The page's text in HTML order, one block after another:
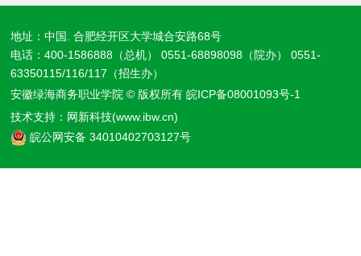
地址：中国. 合肥经开区大学城合安路68号
电话：400-1586888（总机） 0551-68898098（院办） 0551-
63350115/116/117（招生办）
安徽绿海商务职业学院 © 版权所有皖ICP备08001093号-1
技术支持： 网新科技(www.ibw.cn)
皖公网安备 34010402703127号